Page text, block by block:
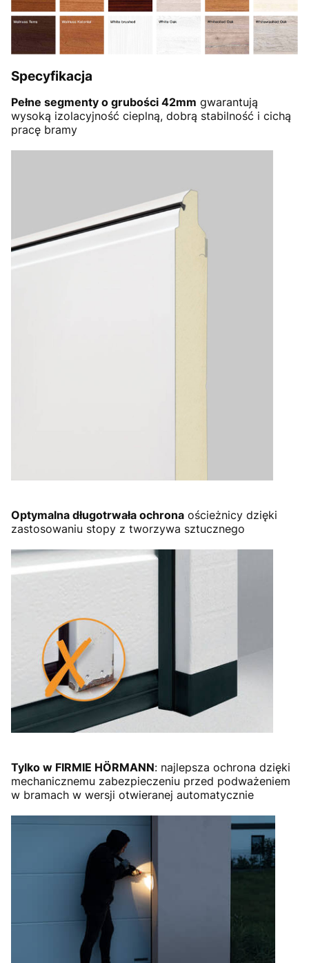
Specyfikacja
Pełne segmenty o grubości 42mm gwarantują
wysoką izolacyjność cieplną, dobrą stabilność i cichą
pracę bramy
Optymalna długotrwała ochrona ościeżnicy dzięki
zastosowaniu stopy z tworzywa sztucznego
Tylko w FIRMIE HÖRMANN: najlepsza ochrona dzięki
mechanicznemu zabezpieczeniu przed podważeniem
w bramach w wersji otwieranej automatycznie